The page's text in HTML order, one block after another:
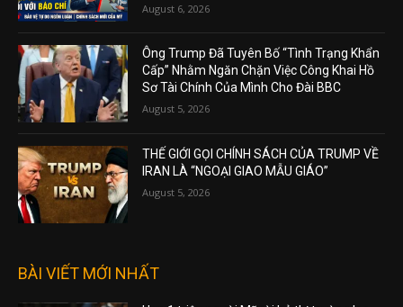
August 6, 2026
Ông Trump Đã Tuyên Bố “Tình Trạng Khẩn
Cấp” Nhằm Ngăn Chặn Việc Công Khai Hồ
Sơ Tài Chính Của Mình Cho Đài BBC
August 5, 2026
THẾ GIỚI GỌI CHÍNH SÁCH CỦA TRUMP VỀ
IRAN LÀ “NGOẠI GIAO MẪU GIÁO”
August 5, 2026
BÀI VIẾT MỚI NHẤT